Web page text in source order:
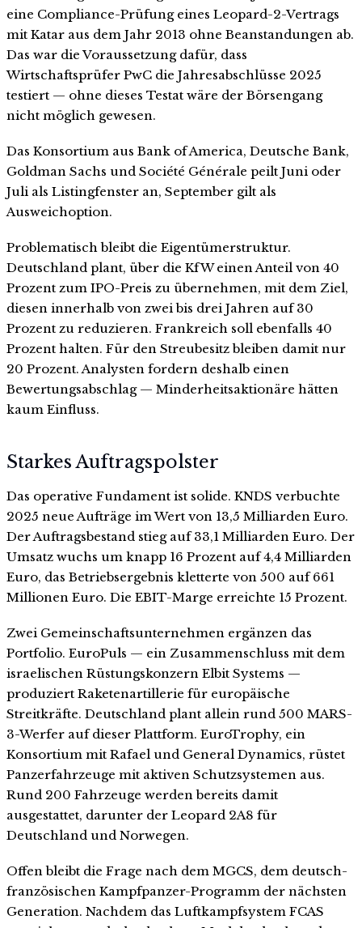
eine Compliance-Prüfung eines Leopard-2-Vertrags
mit Katar aus dem Jahr 2013 ohne Beanstandungen ab.
Das war die Voraussetzung dafür, dass
Wirtschaftsprüfer PwC die Jahresabschlüsse 2025
testiert — ohne dieses Testat wäre der Börsengang
nicht möglich gewesen.
Das Konsortium aus Bank of America, Deutsche Bank,
Goldman Sachs und Société Générale peilt Juni oder
Juli als Listingfenster an, September gilt als
Ausweichoption.
Problematisch bleibt die Eigentümerstruktur.
Deutschland plant, über die KfW einen Anteil von 40
Prozent zum IPO-Preis zu übernehmen, mit dem Ziel,
diesen innerhalb von zwei bis drei Jahren auf 30
Prozent zu reduzieren. Frankreich soll ebenfalls 40
Prozent halten. Für den Streubesitz bleiben damit nur
20 Prozent. Analysten fordern deshalb einen
Bewertungsabschlag — Minderheitsaktionäre hätten
kaum Einfluss.
Starkes Auftragspolster
Das operative Fundament ist solide. KNDS verbuchte
2025 neue Aufträge im Wert von 13,5 Milliarden Euro.
Der Auftragsbestand stieg auf 33,1 Milliarden Euro. Der
Umsatz wuchs um knapp 16 Prozent auf 4,4 Milliarden
Euro, das Betriebsergebnis kletterte von 500 auf 661
Millionen Euro. Die EBIT-Marge erreichte 15 Prozent.
Zwei Gemeinschaftsunternehmen ergänzen das
Portfolio. EuroPuls — ein Zusammenschluss mit dem
israelischen Rüstungskonzern Elbit Systems —
produziert Raketenartillerie für europäische
Streitkräfte. Deutschland plant allein rund 500 MARS-
3-Werfer auf dieser Plattform. EuroTrophy, ein
Konsortium mit Rafael und General Dynamics, rüstet
Panzerfahrzeuge mit aktiven Schutzsystemen aus.
Rund 200 Fahrzeuge werden bereits damit
ausgestattet, darunter der Leopard 2A8 für
Deutschland und Norwegen.
Offen bleibt die Frage nach dem MGCS, dem deutsch-
französischen Kampfpanzer-Programm der nächsten
Generation. Nachdem das Luftkampfsystem FCAS